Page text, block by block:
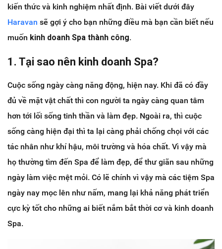
kiến thức và kinh nghiệm nhất định. Bài viết dưới đây
Haravan sẽ gợi ý cho bạn những điều mà bạn cần biết nếu
muốn kinh doanh Spa thành công.
1. Tại sao nên kinh doanh Spa?
Cuộc sống ngày càng năng động, hiện nay. Khi đã có đầy
đủ về mặt vật chất thì con người ta ngày càng quan tâm
hơn tới lối sống tinh thần và làm đẹp. Ngoài ra, thì cuộc
sống càng hiện đại thì ta lại càng phải chống chọi với các
tác nhân như khí hậu, môi trường và hóa chất. Vì vậy mà
họ thường tìm đến Spa để làm đẹp, để thư giãn sau những
ngày làm việc mệt mỏi. Có lẽ chính vì vậy mà các tiệm Spa
ngày nay mọc lên như nấm, mang lại khả năng phát triển
cực kỳ tốt cho những ai biết nắm bắt thời cơ và kinh doanh
Spa.